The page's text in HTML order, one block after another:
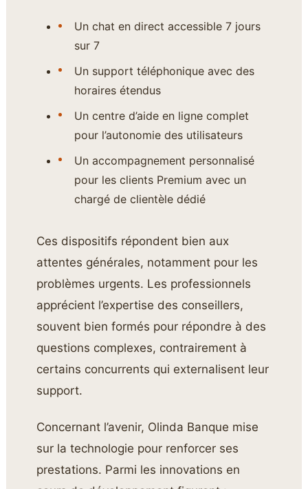
Un chat en direct accessible 7 jours
sur 7
Un support téléphonique avec des
horaires étendus
Un centre d’aide en ligne complet
pour l’autonomie des utilisateurs
Un accompagnement personnalisé
pour les clients Premium avec un
chargé de clientèle dédié
Ces dispositifs répondent bien aux
attentes générales, notamment pour les
problèmes urgents. Les professionnels
apprécient l’expertise des conseillers,
souvent bien formés pour répondre à des
questions complexes, contrairement à
certains concurrents qui externalisent leur
support.
Concernant l’avenir, Olinda Banque mise
sur la technologie pour renforcer ses
prestations. Parmi les innovations en